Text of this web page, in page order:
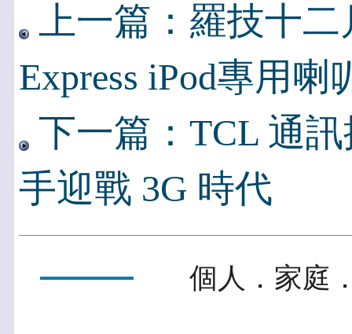
上一篇：羅技十
Express iPod專用
下一篇：TCL 通
手迎戰 3G 時代
個人．家庭